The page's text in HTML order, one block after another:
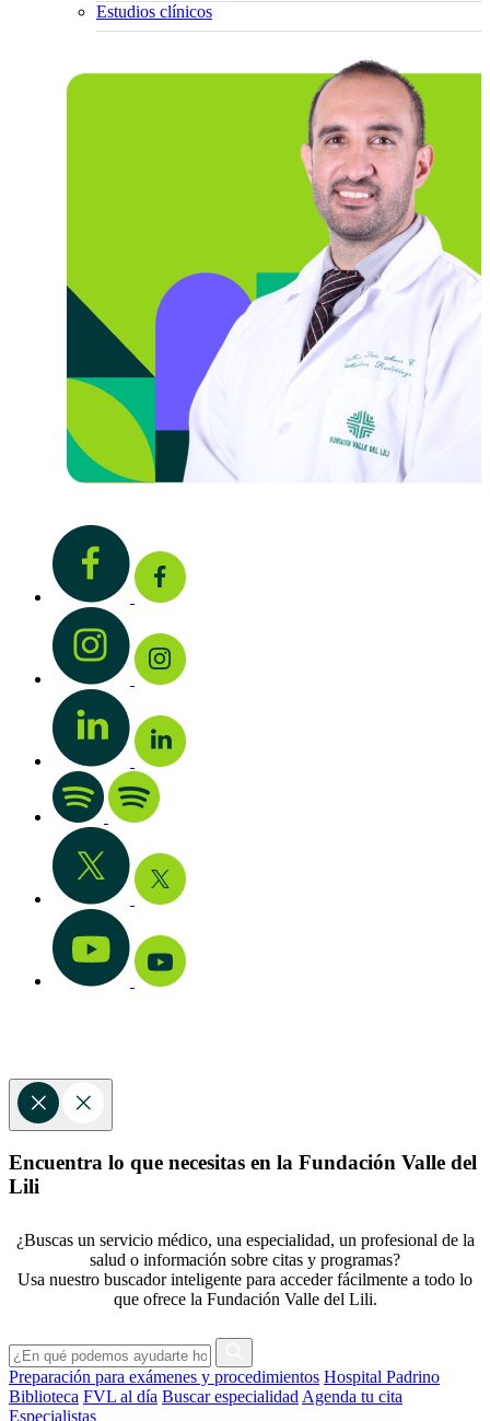
Estudios clínicos
Encuentra lo que necesitas en la Fundación Valle del
Lili
¿Buscas un servicio médico, una especialidad, un profesional de la
salud o información sobre citas y programas?
Usa nuestro buscador inteligente para acceder fácilmente a todo lo
que ofrece la Fundación Valle del Lili.
Preparación para exámenes y procedimientos Hospital Padrino
Biblioteca FVL al día Buscar especialidad Agenda tu cita
Especialistas